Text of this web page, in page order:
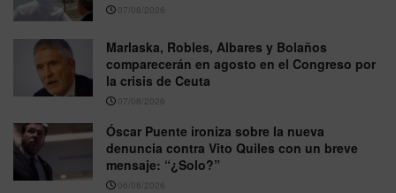
07/08/2026
Marlaska, Robles, Albares y Bolaños
comparecerán en agosto en el Congreso por
la crisis de Ceuta
07/08/2026
Óscar Puente ironiza sobre la nueva
denuncia contra Vito Quiles con un breve
mensaje: “¿Solo?”
06/08/2026